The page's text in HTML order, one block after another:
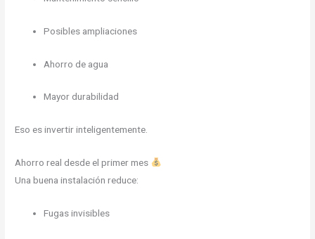
Posibles ampliaciones
Ahorro de agua
Mayor durabilidad
Eso es invertir inteligentemente.
Ahorro real desde el primer mes
Una buena instalación reduce:
Fugas invisibles